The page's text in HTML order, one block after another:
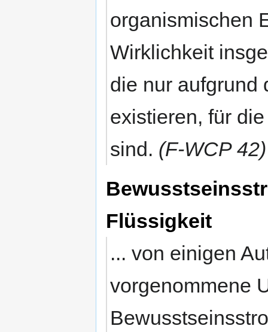
organismischen
Wirklichkeit
die nur aufgrund
existieren, für
sind. (F-WCP 42)
Flüssigkeit
... von einigen
vorgenommene